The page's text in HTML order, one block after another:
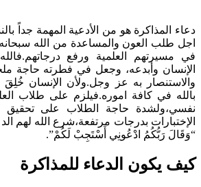
دعاء المذاكرة هو من الأدعية المهمة جداً
اجل طلب العون والمساعدة من الله سبحانه
في مسيرتهم العلمية ورفع
الإنسان وأبدعه، وجعل في فطرته حاجة
والاستنصار به عز وجل.ولأن الإنسان خُلِقَ
بالله في كافة اموره.فيلزم على طلاب
نفسي،ولشدة حاجة الطلاب على تحقيق
الإختبارات بدرجات مرتفعة،شرع الله لهم
“وَقَالَ رَبُّكُمُ ادْعُونِي أَسْتَجِبْ لَكُمْ”.
كيف يكون الدعاء للمذاكرة